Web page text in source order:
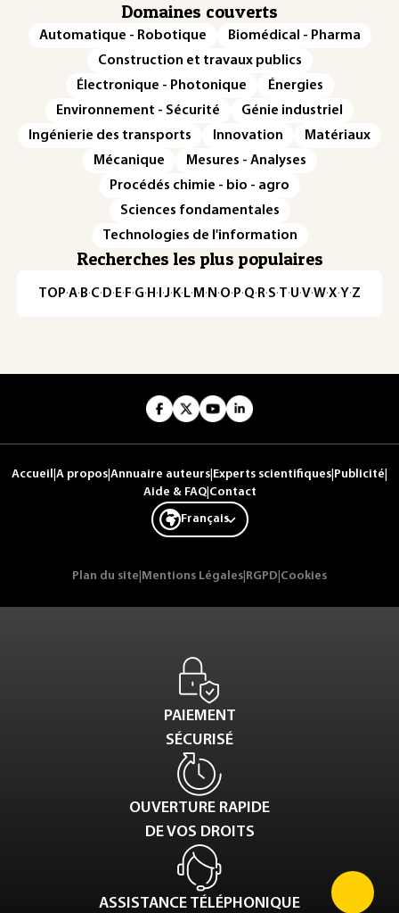
Domaines couverts
Automatique - Robotique
Biomédical - Pharma
Construction et travaux publics
Électronique - Photonique
Énergies
Environnement - Sécurité
Génie industriel
Ingénierie des transports
Innovation
Matériaux
Mécanique
Mesures - Analyses
Procédés chimie - bio - agro
Sciences fondamentales
Technologies de l'information
Recherches les plus populaires
TOP·A·B·C· D· E· F·G· H · ·J· K· L· M · N ·O· P·Q· R·S·T·U·V·W·X·Y·Z
Accueil A propos Annuaire auteurs Experts scientifiques Publicité
Aide & FAQ| Contact
Français
Plan du site Mentions Légales RGPD Cookies
PAIEMENT
SÉCURISÉ
OUVERTURE RAPIDE
DE VOS DROITS
ASSISTANCE TÉLÉPHONIQUE